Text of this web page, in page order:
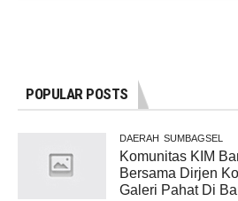
POPULAR POSTS
DAERAH SUMBAGSEL
Komunitas KIM
Bersama Dirjen
Galeri Pahat Di